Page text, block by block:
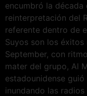
encumbró la
reinterpretación del
referente dentro de
Suyos son los éxitos
September, con
mater del grupo, Al
estadounidense
inundando las